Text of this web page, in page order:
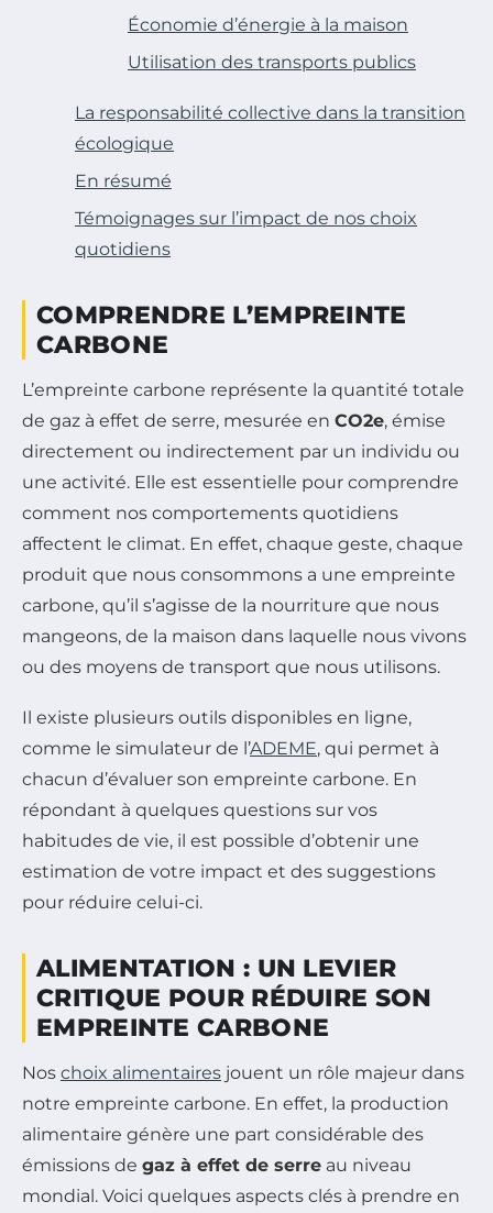
Économie d’énergie à la maison
Utilisation des transports publics
La responsabilité collective dans la transition
écologique
En résumé
Témoignages sur l’impact de nos choix
quotidiens
COMPRENDRE L’EMPREINTE
CARBONE
L’empreinte carbone représente la quantité totale
de gaz à effet de serre, mesurée en CO2e, émise
directement ou indirectement par un individu ou
une activité. Elle est essentielle pour comprendre
comment nos comportements quotidiens
affectent le climat. En effet, chaque geste, chaque
produit que nous consommons a une empreinte
carbone, qu’il s’agisse de la nourriture que nous
mangeons, de la maison dans laquelle nous vivons
ou des moyens de transport que nous utilisons.
Il existe plusieurs outils disponibles en ligne,
comme le simulateur de l’ADEME, qui permet à
chacun d’évaluer son empreinte carbone. En
répondant à quelques questions sur vos
habitudes de vie, il est possible d’obtenir une
estimation de votre impact et des suggestions
pour réduire celui-ci.
ALIMENTATION : UN LEVIER
CRITIQUE POUR RÉDUIRE SON
EMPREINTE CARBONE
Nos choix alimentaires jouent un rôle majeur dans
notre empreinte carbone. En effet, la production
alimentaire génère une part considérable des
émissions de gaz à effet de serre au niveau
mondial. Voici quelques aspects clés à prendre en